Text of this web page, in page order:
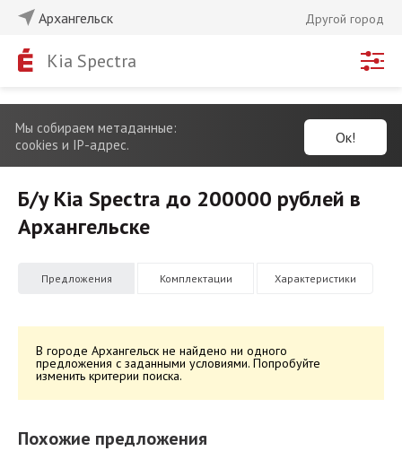
Архангельск Другой город
Kia Spectra
Мы собираем метаданные:
cookies и IP-адрес.
Ок!
Б/у Kia Spectra до 200000 рублей в
Архангельске
Предложения Комплектации Характеристики
В городе Архангельск не найдено ни одного
предложения с заданными условиями. Попробуйте
изменить критерии поиска.
Похожие предложения